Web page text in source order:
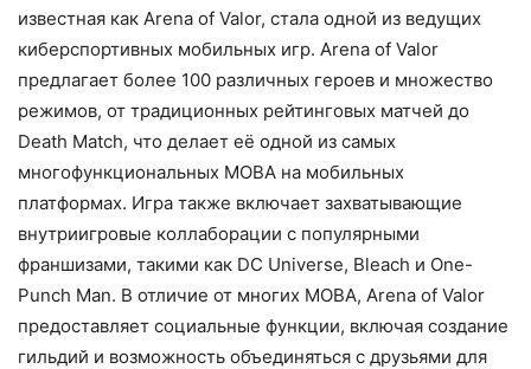
известная как Arena of Valor, стала одной из ведущих
киберспортивных мобильных игр. Arena of Valor
предлагает более 100 различных героев и множество
режимов, от традиционных рейтинговых матчей до
Death Match, что делает её одной из самых
многофункциональных MOBA на мобильных
платформах. Игра также включает захватывающие
внутриигровые коллаборации с популярными
франшизами, такими как DC Universe, Bleach и One-
Punch Man. В отличие от многих MOBA, Arena of Valor
предоставляет социальные функции, включая создание
гильдий и возможность объединяться с друзьями для